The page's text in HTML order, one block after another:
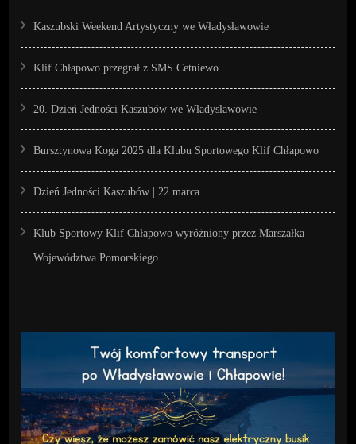
Kaszubski Weekend Artystyczny we Władysławowie
Klif Chłapowo przegrał z SMS Cetniewo
20. Dzień Jedności Kaszubów we Władysławowie
Bursztynowa Koga 2025 dla Klubu Sportowego Klif Chłapowo
Dzień Jedności Kaszubów | 22 marca
Klub Sportowy Klif Chłapowo wyróżniony przez Marszałka
Województwa Pomorskiego